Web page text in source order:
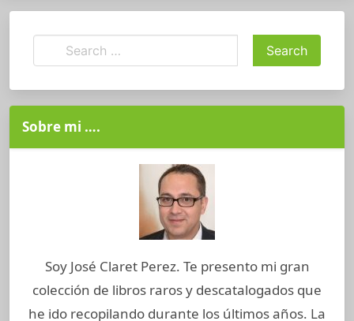
Sobre mi ….
Soy José Claret Perez. Te presento mi gran
colección de libros raros y descatalogados que
he ido recopilando durante los últimos años. La